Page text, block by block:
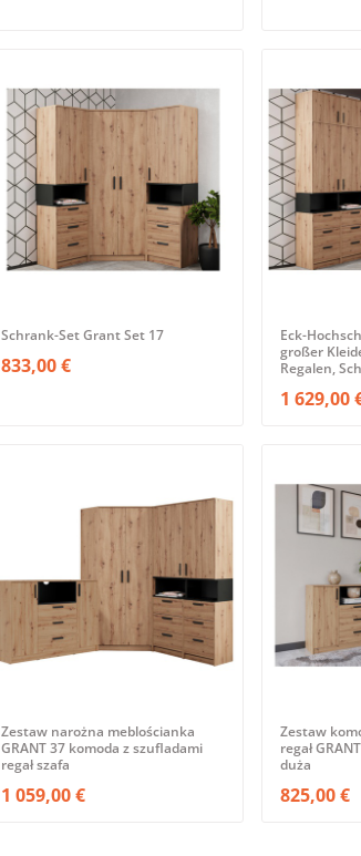
Schrank-Set Grant Set 17
833,00 €
Eck-
großer
Regalen,
1 629,00
Zestaw narożna meblościanka
GRANT 37 komoda z szufladami
regał szafa
1 059,00 €
Zestaw
regał
duża
825,00 €